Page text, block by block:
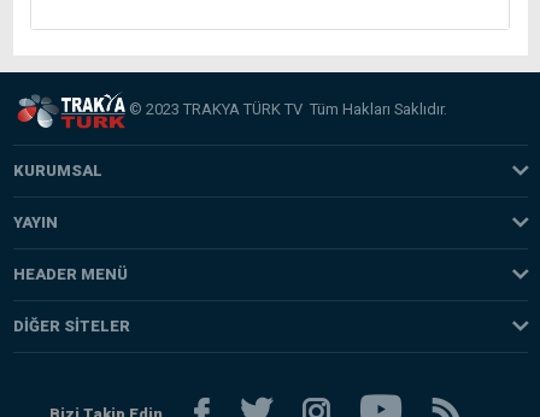
© 2023 TRAKYA TÜRK TV Tüm Hakları Saklıdır.
KURUMSAL
Hakkımızda
Misyonumuz
Künye
YAYIN
Programlar
Yayın Akışı
HEADER MENÜ
Gündem
Türkiye
DIĞER SITELER
HABERCİ NET